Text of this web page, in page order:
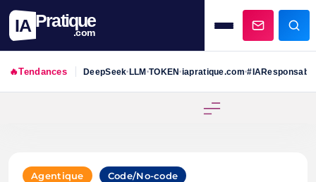
IA Pratique
.com
🔥Tendances DeepSeek•LLM•TOKEN•iapratique.com•#IAResponsable
Agentique Code/No-code